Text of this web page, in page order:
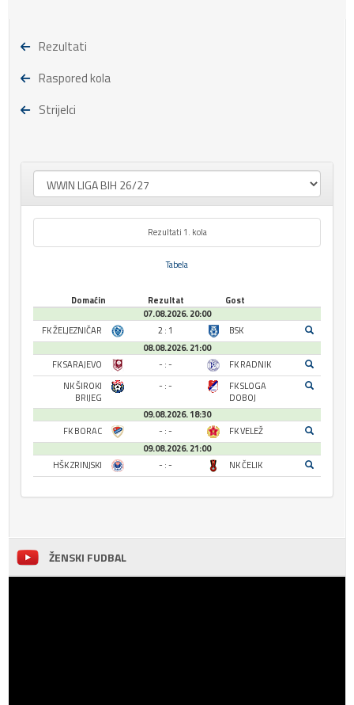
Rezultati
Raspored kola
Strijelci
Rezultati 1. kola
Tabela
Domaćin Rezultat
Gost
07.08.2026. 20:00
FK ŽELJEZNIČAR
2 : 1
BSK
08.08.2026. 21:00
FK SARAJEVO
- : -
FK RADNIK
NK ŠIROKI
BRIJEG
- : -
FK SLOGA
DOBOJ
09.08.2026. 18:30
FK BORAC
- : -
FK VELEŽ
09.08.2026. 21:00
HŠK ZRINJSKI
- : - NK ČELIK
ŽENSKI FUDBAL